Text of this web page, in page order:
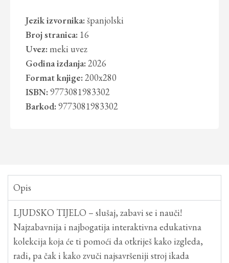
Jezik izvornika: španjolski
Broj stranica: 16
Uvez: meki uvez
Godina izdanja: 2026
Format knjige: 200x280
ISBN: 9773081983302
Barkod: 9773081983302
Opis
LJUDSKO TIJELO – slušaj, zabavi se i nauči!
Najzabavnija i najbogatija interaktivna edukativna
kolekcija koja će ti pomoći da otkriješ kako izgleda,
radi, pa čak i kako zvuči najsavršeniji stroj ikada